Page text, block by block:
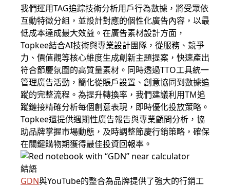
我們運用TAG追踪技術分析用戶行為數據，將受眾依
互動特徵分組，並設計對應的個性化廣告內容，以最
低成本達成最大效益。在廣告素材設計方面，
Topkee結合AI技術與專業設計團隊，從服務、競爭
力、價值觀等核心維度生成創新主題提案，快速產出
符合節慶氛圍的高質量素材。同時透過TTO工具統一
管理廣告活動，簡化從賬戶設置、創意協同到數據追
蹤的完整流程。為提升轉換率，我們建議利用TM追
蹤鏈接精確分析每個創意表現，即時優化投放策略。
Topkee還提供週期性廣告報告與專業顧問分析，協
助品牌掌握市場動態，及時調整節慶行銷策略，確保
在關鍵購物期獲得最佳投資回報率。
結語
GDN與YouTube的整合為品牌提供了強大的行銷工